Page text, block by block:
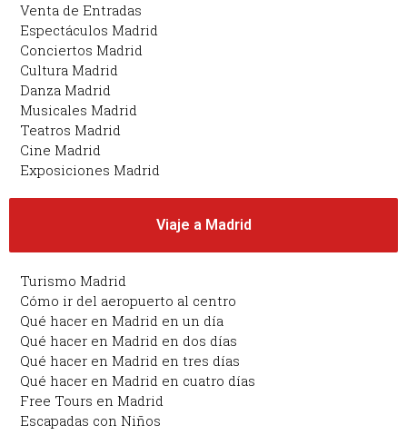
Venta de Entradas
Espectáculos Madrid
Conciertos Madrid
Cultura Madrid
Danza Madrid
Musicales Madrid
Teatros Madrid
Cine Madrid
Exposiciones Madrid
Viaje a Madrid
Turismo Madrid
Cómo ir del aeropuerto al centro
Qué hacer en Madrid en un día
Qué hacer en Madrid en dos días
Qué hacer en Madrid en tres días
Qué hacer en Madrid en cuatro días
Free Tours en Madrid
Escapadas con Niños